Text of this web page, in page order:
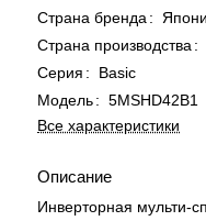
Страна бренда :
Страна производства :
Серия :
Basic
Модель: 5MSHD42B1
Все характеристики
Описание
Инверторная мульти-